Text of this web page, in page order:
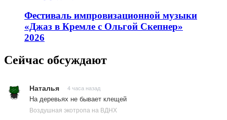
Фестиваль импровизационной музыки
«Джаз в Кремле с Ольгой Скепнер»
2026
Сейчас обсуждают
Наталья 4 часа назад
На деревьях не бывает клещей
Воздушная экотропа на ВДНХ